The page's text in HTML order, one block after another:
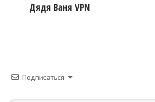
Дядя Ваня VPN
Подписаться